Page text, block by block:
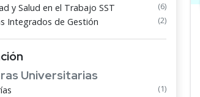
y Salud en el Trabajo SST (6)
Integrados de Gestión (2)
Universitarias
(1)